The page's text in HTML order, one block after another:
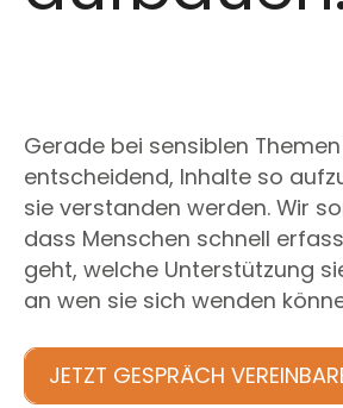
Gerade bei sensiblen
entscheidend, Inhalte so
sie verstanden werden. Wir
dass Menschen schnell
geht, welche Unterstützung
an wen sie sich wenden
JETZT GESPRÄCH